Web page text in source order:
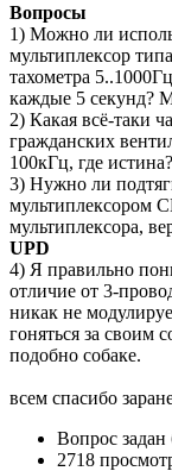
Вопросы
1) Можно ли
мультиплексор
тахометра
каждые 5 секунд?
2) Какая всё-таки
гражданских
100кГц, где истина?
3) Нужно ли
мультиплексором
мультиплексора,
UPD
4) Я правильно
отличие от 3-
никак не
гоняться за своим
подобно собаке.
всем спасибо
Вопрос задан
2718